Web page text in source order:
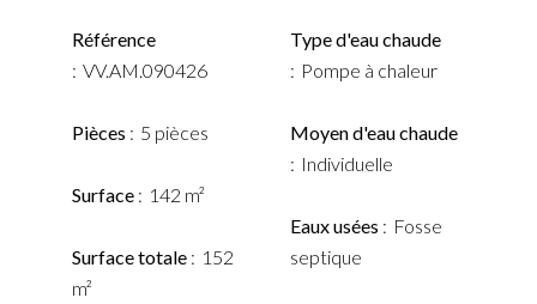
Référence
VV.AM.090426
Pièces 5 pièces
Surface 142 m²
Surface totale
152
m²
Type d'eau chaude
Pompe à chaleur
Moyen d'eau chaude
Individuelle
Eaux usées
Fosse
septique